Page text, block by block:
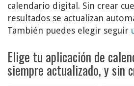
calendario digital. Sin crear
resultados se actualizan
También puedes elegir seguir
Elige tu aplicación de
siempre actualizado, y sin